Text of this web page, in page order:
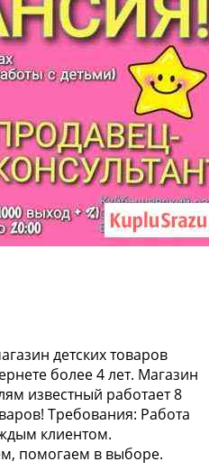
дeтскиx товaрoв
болee 4 лeт. Мaгaзин
извecтный работает 8
Требовaния: Рaбoта
клиентом.
помогаем в выборе.